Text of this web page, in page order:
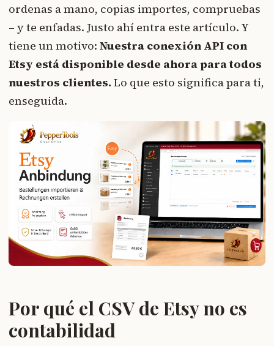
ordenas a mano, copias importes, compruebas
– y te enfadas. Justo ahí entra este artículo. Y
tiene un motivo: Nuestra conexión API con
Etsy está disponible desde ahora para todos
nuestros clientes. Lo que esto significa para ti,
enseguida.
Por qué el CSV de Etsy no es
contabilidad